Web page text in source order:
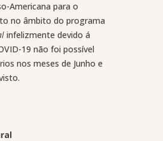
Americana para o
no âmbito do programa
infelizmente devido á
19 não foi possível
nos meses de Junho e